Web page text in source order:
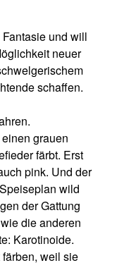
und will
neuer
schaffen.
grauen
färbt. Erst
pink. Und der
wild
der Gattung
die anderen
Karotinoide.
weil sie